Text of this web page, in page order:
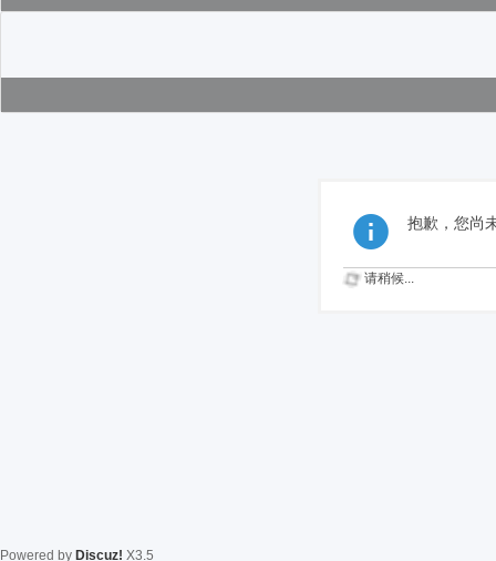
抱歉，您尚
请稍候...
Powered by Discuz! X3.5